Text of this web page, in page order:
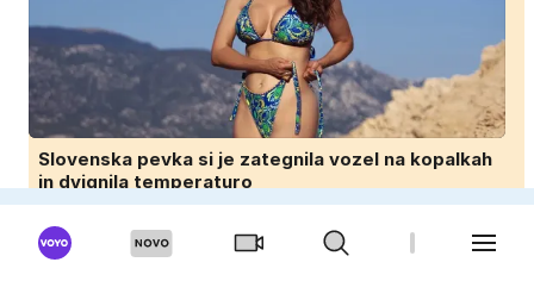
Slovenska pevka si je zategnila vozel na kopalkah
in dvignila temperaturo
'Bra doping' pretresa kolesarstvo: lahko
dodatek v nedrčku prinese zmago?